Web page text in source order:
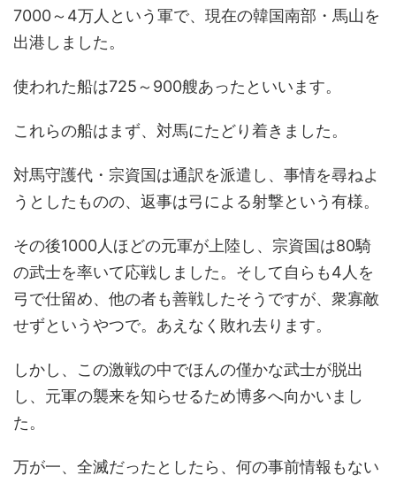
7000～4万人という軍で、現在の韓国南部・馬山を
出港しました。
使われた船は725～900艘あったといいます。
これらの船はまず、対馬にたどり着きました。
対馬守護代・宗資国は通訳を派遣し、事情を尋ねよ
うとしたものの、返事は弓による射撃という有様。
その後1000人ほどの元軍が上陸し、宗資国は80騎
の武士を率いて応戦しました。そして自らも4人を
弓で仕留め、他の者も善戦したそうですが、衆寡敵
せずというやつで。あえなく敗れ去ります。
しかし、この激戦の中でほんの僅かな武士が脱出
し、元軍の襲来を知らせるため博多へ向かいまし
た。
万が一、全滅だったとしたら、何の事前情報もない